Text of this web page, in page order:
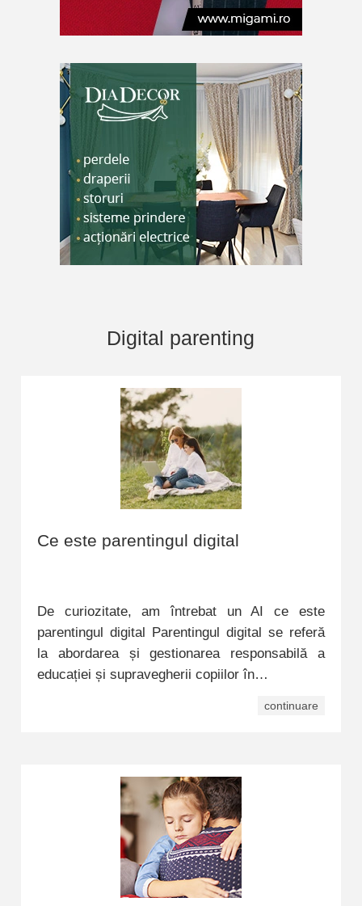
Digital parenting
Ce este parentingul digital
De curiozitate, am întrebat un AI ce este
parentingul digital Parentingul digital se referă
la abordarea și gestionarea responsabilă a
educației și supravegherii copiilor în…
continuare